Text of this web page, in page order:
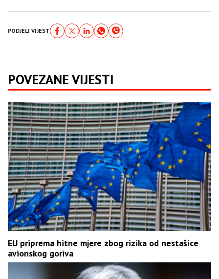
PODJELI VIJEST
POVEZANE VIJESTI
EU priprema hitne mjere zbog rizika od nestašice
avionskog goriva